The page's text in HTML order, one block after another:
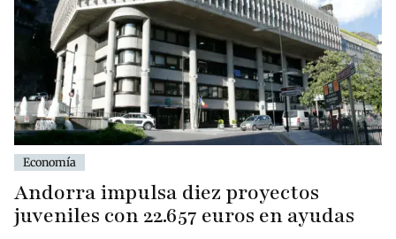
Economía
Andorra impulsa diez proyectos
juveniles con 22.657 euros en ayudas